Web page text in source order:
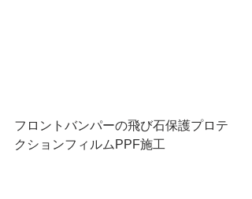
フロントバンパーの飛び石保護プロテ
クションフィルムPPF施工